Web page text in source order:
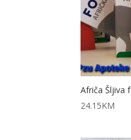
Afriča Šljiva
24.15KM